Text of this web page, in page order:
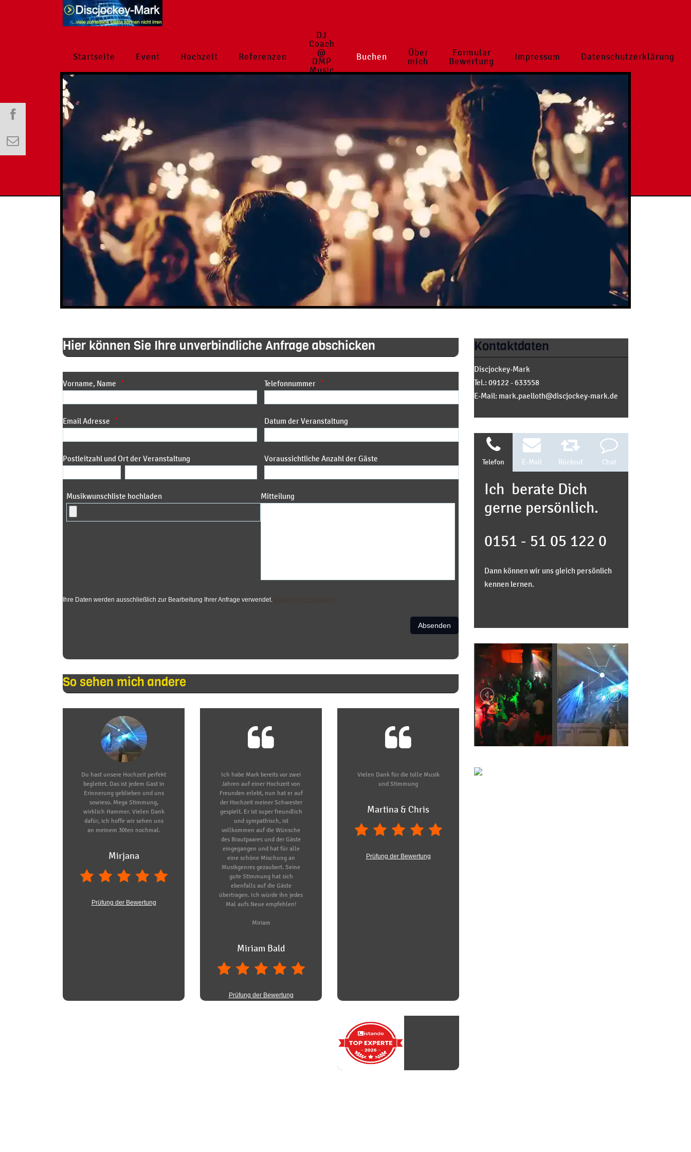
Startseite Event Hochzeit Referenzen
DJ
Coach
@
DMP
Music
Buchen
Über
mich
Formular
Bewertung
Impressum Datenschutzerklärung
Kontaktdaten
Discjockey-Mark
Tel.: 09122 - 633558
E-Mail: mark.paelloth@discjockey-mark.de
Telefon E-Mail Rückruf Chat
Ich berate Dich
gerne persönlich.
0151 - 51 05 122 0
Dann können wir uns gleich persönlich
kennen lernen.
Hier können Sie Ihre unverbindliche Anfrage abschicken
Vorname, Name * Telefonnummer *
Email Adresse * Datum der Veranstaltung
Postleitzahl und Ort der Veranstaltung Voraussichtliche Anzahl der Gäste
Mitteilung
Musikwunschliste hochladen
Ihre Daten werden ausschließlich zur Bearbeitung Ihrer Anfrage verwendet.
So sehen mich andere
Du hast unsere Hochzeit perfekt
begleitet. Das ist jedem Gast in
Erinnerung geblieben und uns
sowieso. Mega Stimmung,
wirklich Hammer. Vielen Dank
dafür, ich hoffe wir sehen uns
an meinem 30ten nochmal.
Mirjana
Prüfung der Bewertung
Ich habe Mark bereits vor zwei
Jahren auf einer Hochzeit von
Freunden erlebt, nun hat er auf
der Hochzeit meiner Schwester
gespielt. Er ist super freundlich
und sympathisch, ist
vollkommen auf die Wünsche
des Brautpaares und der Gäste
eingegangen und hat für alle
eine schöne Mischung an
Musikgenres gezaubert. Seine
gute Stimmung hat sich
ebenfalls auf die Gäste
übertragen. Ich würde ihn jedes
Mal aufs Neue empfehlen!
Miriam
Miriam Bald
Prüfung der Bewertung
Vielen Dank für die tolle Musik
und Stimmung
Martina & Chris
Prüfung der Bewertung